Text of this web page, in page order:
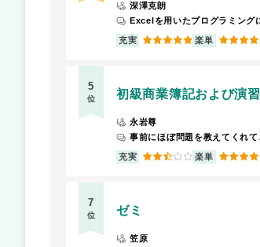
深澤克朗
充実 5 楽単 4
5
位 初級商業簿記および演習
永岩尊
充実 2.5 楽単 5
7
位 ゼミ
笠原